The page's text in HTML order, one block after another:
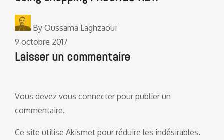
By Oussama Laghzaoui
9 octobre 2017
Laisser un commentaire
Vous devez vous connecterpour publier un
commentaire.
Ce site utilise Akismet pour réduire les indésirables.